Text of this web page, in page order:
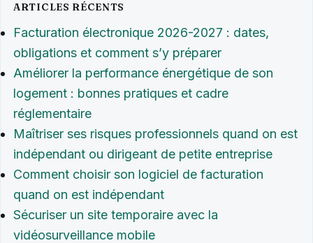
ARTICLES RÉCENTS
Facturation électronique 2026-2027 : dates,
obligations et comment s’y préparer
Améliorer la performance énergétique de son
logement : bonnes pratiques et cadre
réglementaire
Maîtriser ses risques professionnels quand on est
indépendant ou dirigeant de petite entreprise
Comment choisir son logiciel de facturation
quand on est indépendant
Sécuriser un site temporaire avec la
vidéosurveillance mobile